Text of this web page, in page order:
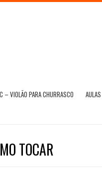
– VIOLÃO PARA CHURRASCO
TOCAR